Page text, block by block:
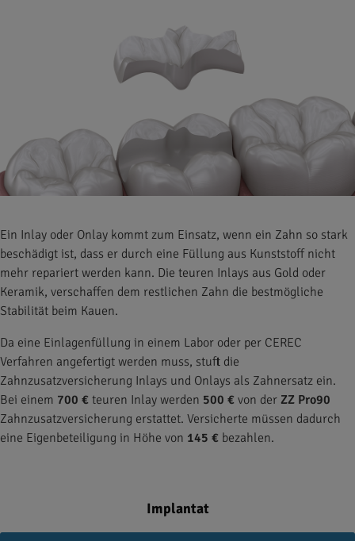
Ein Inlay oder Onlay kommt zum Einsatz, wenn ein Zahn so stark
beschädigt ist, dass er durch eine Füllung aus Kunststoff nicht
mehr repariert werden kann. Die teuren Inlays aus Gold oder
Keramik, verschaffen dem restlichen Zahn die bestmögliche
Stabilität beim Kauen.
Da eine Einlagenfüllung in einem Labor oder per CEREC
Verfahren angefertigt werden muss, stuft die
Zahnzusatzversicherung Inlays und Onlays als Zahnersatz ein.
Bei einem 700 € teuren Inlay werden 500 € von der ZZ Pro90
Zahnzusatzversicherung erstattet. Versicherte müssen dadurch
eine Eigenbeteiligung in Höhe von 145 € bezahlen.
Implantat